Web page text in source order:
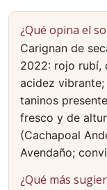
¿Qué opina el
Carignan de
2022: rojo rubí,
acidez
taninos
fresco y de
(Cachapoal
Avendaño;
¿Qué más